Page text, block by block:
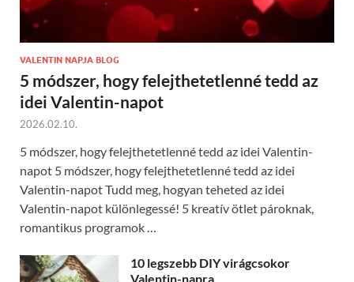
VALENTIN NAPJA BLOG
5 módszer, hogy felejthetetlenné tedd az
idei Valentin-napot
2026.02.10.
5 módszer, hogy felejthetetlenné tedd az idei Valentin-
napot 5 módszer, hogy felejthetetlenné tedd az idei
Valentin-napot Tudd meg, hogyan teheted az idei
Valentin-napot különlegessé! 5 kreatív ötlet pároknak,
romantikus programok …
10 legszebb DIY virágcsokor
Valentin-napra